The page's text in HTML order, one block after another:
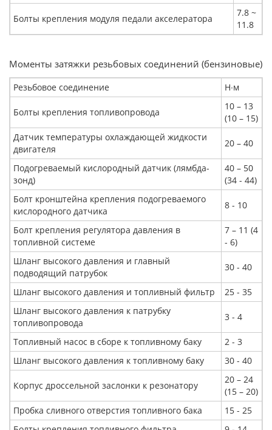
Болты крепления модуля педали акселератора
7.8 ~
11.8
Моменты затяжки резьбовых соединений (бензиновые)
Резьбовое соединение Н∙м
Болты крепления топливопровода
10 – 13
(10 – 15)
Датчик температуры охлаждающей жидкости
двигателя
20 – 40
Подогреваемый кислородный датчик (лямбда-
зонд)
40 – 50
(34 - 44)
Болт кронштейна крепления подогреваемого
кислородного датчика
8 - 10
Болт крепления регулятора давления в
топливной системе
7 – 11 (4
- 6)
Шланг высокого давления и главный
подводящий патрубок
30 - 40
Шланг высокого давления и топливный фильтр
25 - 35
Шланг высокого давления к патрубку
топливопровода
3 - 4
Топливный насос в сборе к топливному баку
2 - 3
Шланг высокого давления к топливному баку
30 - 40
Корпус дроссельной заслонки к резонатору
20 – 24
(15 – 20)
Пробка сливного отверстия топливного бака
15 - 25